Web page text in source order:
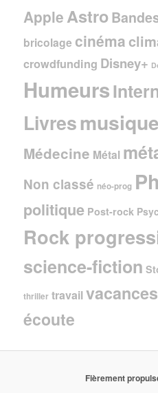
Apple Astro
bricolage cinéma
crowdfunding Disney+
Humeurs
Livresmusique
Médecine Métal
Non classé néo-prog
politique Post-rock
Rock
science-fiction
thriller travail vacances
écoute
Fièrement